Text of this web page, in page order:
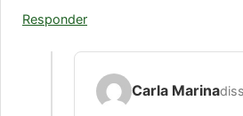
Responder
Carla Marina